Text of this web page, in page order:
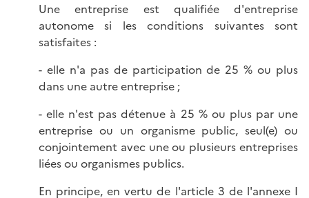
Une entreprise est qualifiée d'entreprise
autonome si les conditions suivantes sont
satisfaites :
- elle n'a pas de participation de 25 % ou plus
dans une autre entreprise ;
- elle n'est pas détenue à 25 % ou plus par une
entreprise ou un organisme public, seul(e) ou
conjointement avec une ou plusieurs entreprises
liées ou organismes publics.
En principe, en vertu de l'article 3 de l'annexe I